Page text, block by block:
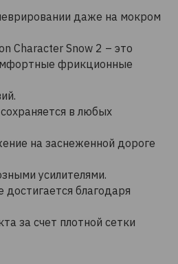
даже на мокром
Character Snow 2 – это
фрикционные
в любых
на заснеженной дороге
усилителями.
достигается благодаря
за счет плотной сетки